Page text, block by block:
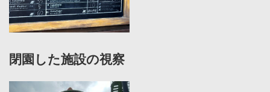
閉園した施設の視察